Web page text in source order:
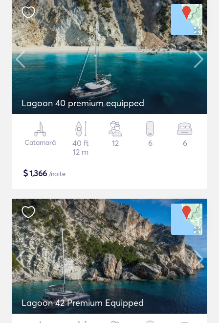
Lagoon 40 premium equipped
Catamarã
40 ft
12 m
12 6 6
$1,366 /noite
Lagoon 42 Premium Equipped